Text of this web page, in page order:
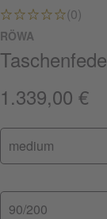
(0)
RÖWA
1.339,00 €
medium
90/200